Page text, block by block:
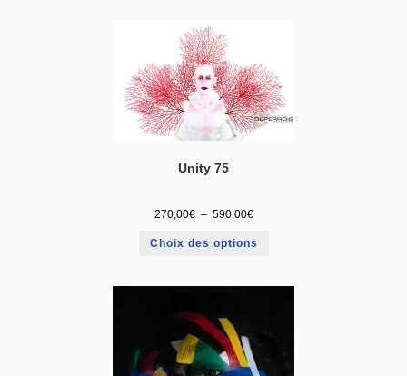
Unity 75
270,00€ – 590,00€
Choix des options